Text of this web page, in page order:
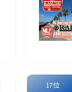
17位